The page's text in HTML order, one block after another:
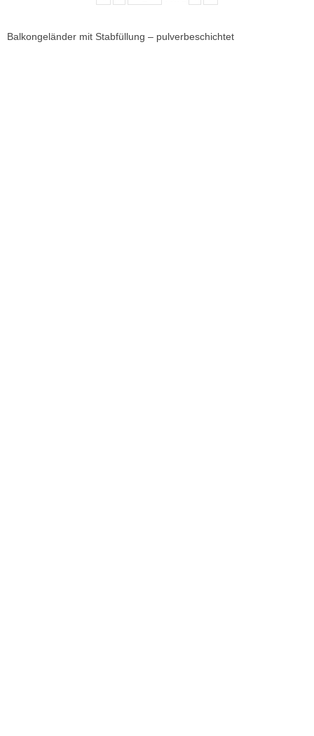
Balkongeländer mit Stabfüllung – pulverbeschichtet